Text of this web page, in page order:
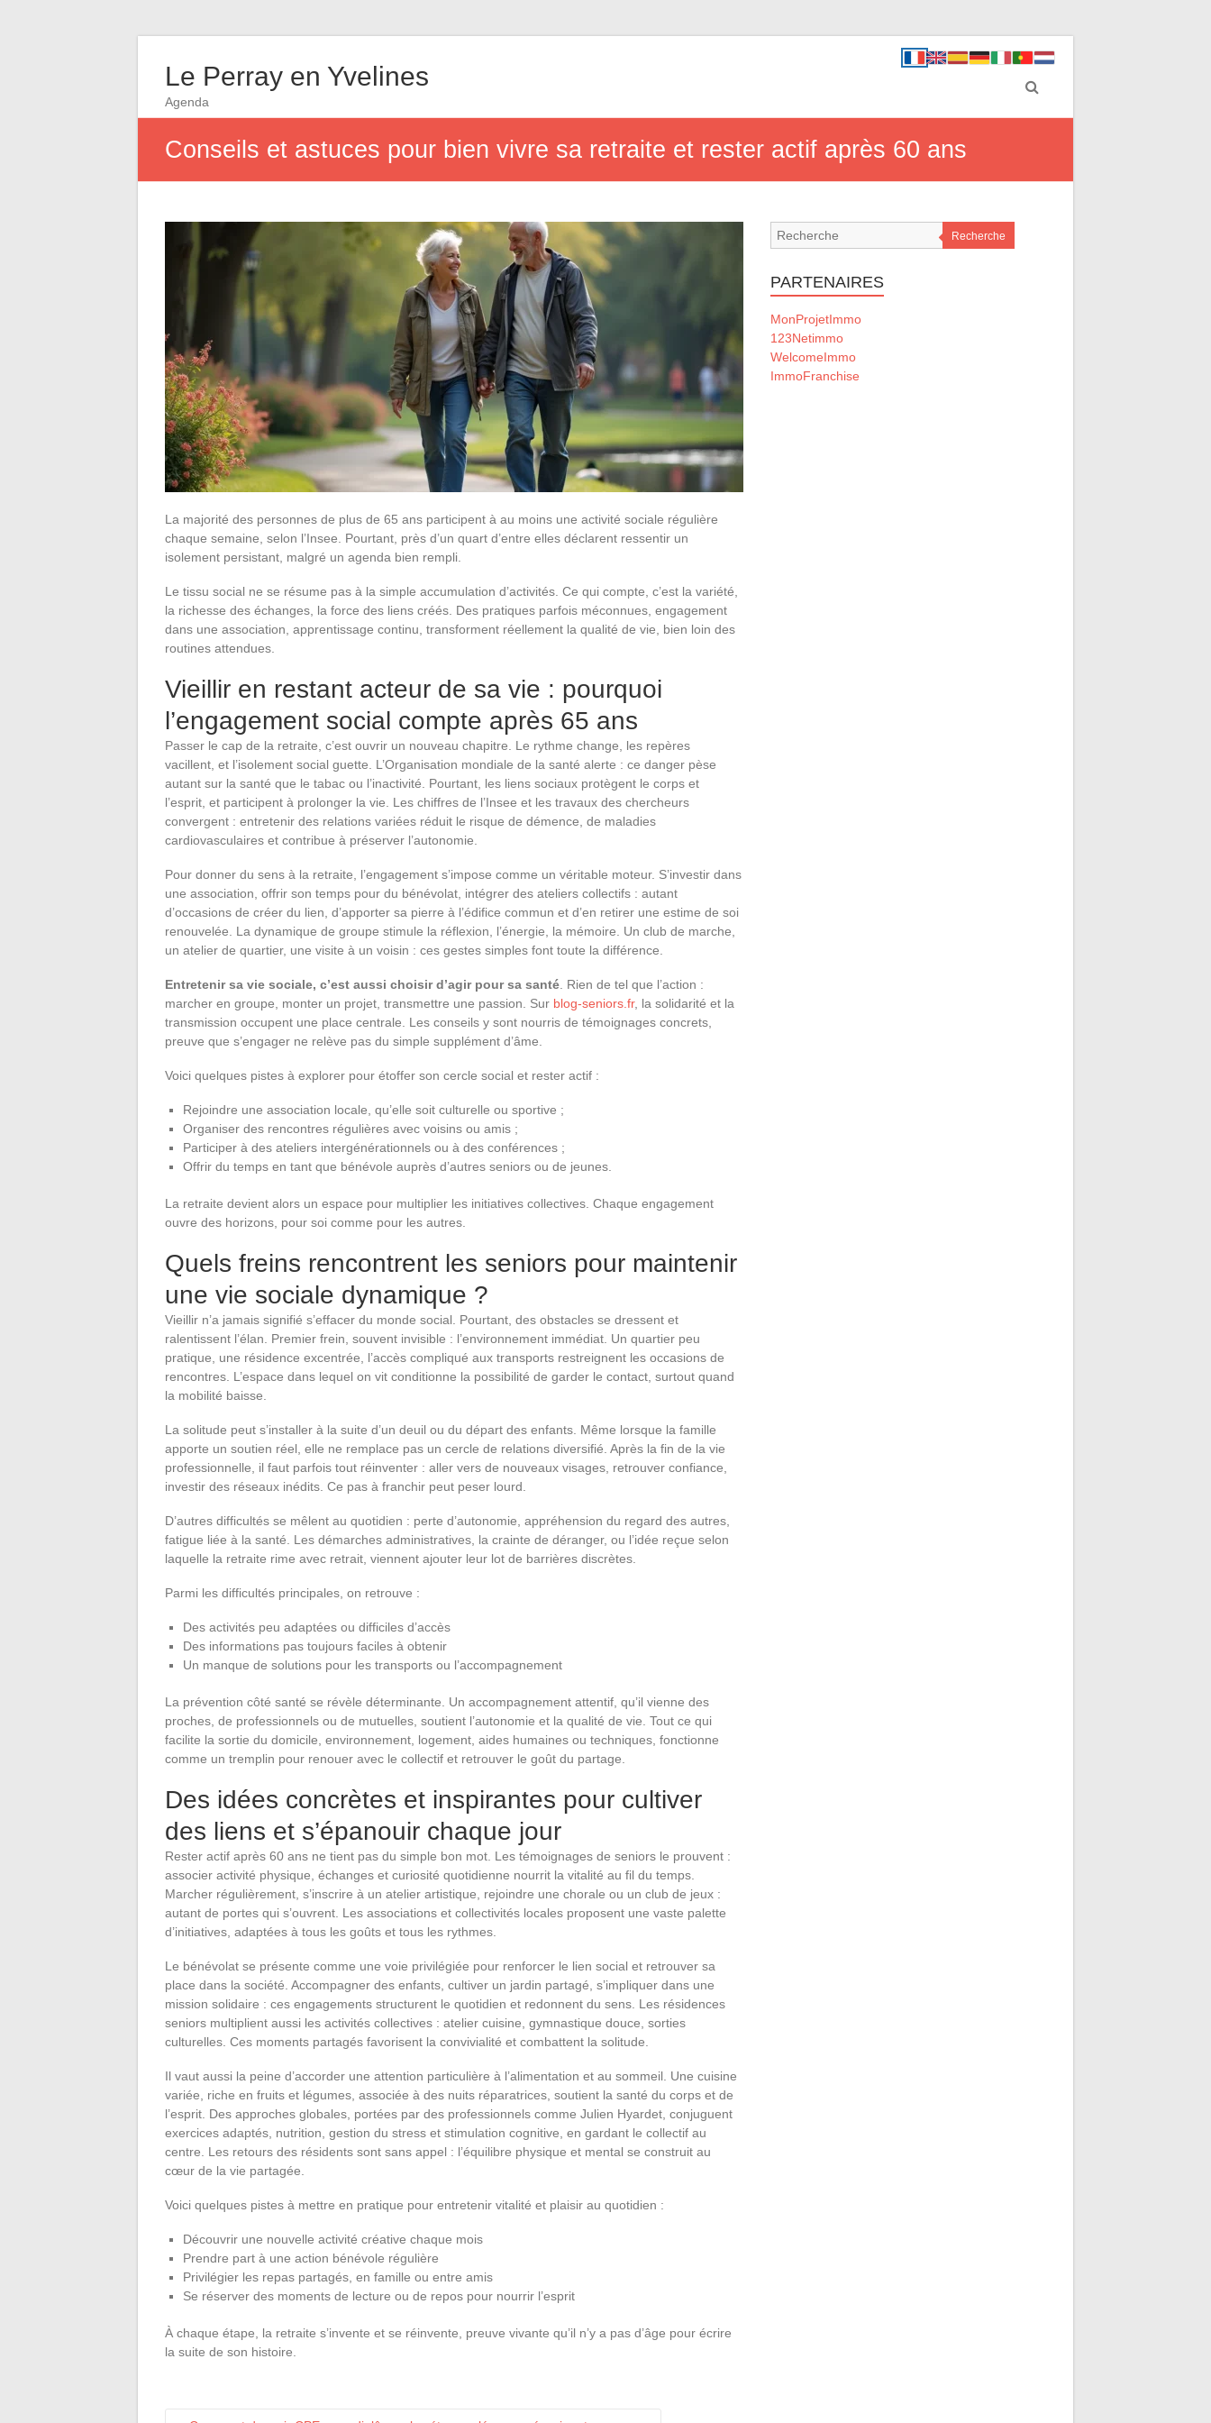
Le Perray en Yvelines
Agenda
Conseils et astuces pour bien vivre sa retraite et rester actif après 60 ans
La majorité des personnes de plus de 65 ans participent à au moins une activité sociale régulière
chaque semaine, selon l’Insee. Pourtant, près d’un quart d’entre elles déclarent ressentir un
isolement persistant, malgré un agenda bien rempli.
Le tissu social ne se résume pas à la simple accumulation d’activités. Ce qui compte, c’est la variété,
la richesse des échanges, la force des liens créés. Des pratiques parfois méconnues, engagement
dans une association, apprentissage continu, transforment réellement la qualité de vie, bien loin des
routines attendues.
Vieillir en restant acteur de sa vie : pourquoi
l’engagement social compte après 65 ans
Passer le cap de la retraite, c’est ouvrir un nouveau chapitre. Le rythme change, les repères
vacillent, et l’isolement social guette. L’Organisation mondiale de la santé alerte : ce danger pèse
autant sur la santé que le tabac ou l’inactivité. Pourtant, les liens sociaux protègent le corps et
l’esprit, et participent à prolonger la vie. Les chiffres de l’Insee et les travaux des chercheurs
convergent : entretenir des relations variées réduit le risque de démence, de maladies
cardiovasculaires et contribue à préserver l’autonomie.
Pour donner du sens à la retraite, l’engagement s’impose comme un véritable moteur. S’investir dans
une association, offrir son temps pour du bénévolat, intégrer des ateliers collectifs : autant
d’occasions de créer du lien, d’apporter sa pierre à l’édifice commun et d’en retirer une estime de soi
renouvelée. La dynamique de groupe stimule la réflexion, l’énergie, la mémoire. Un club de marche,
un atelier de quartier, une visite à un voisin : ces gestes simples font toute la différence.
Entretenir sa vie sociale, c’est aussi choisir d’agir pour sa santé . Rien de tel que l’action :
marcher en groupe, monter un projet, transmettre une passion. Sur blog-seniors.fr, la solidarité et la
transmission occupent une place centrale. Les conseils y sont nourris de témoignages concrets,
preuve que s’engager ne relève pas du simple supplément d’âme.
Voici quelques pistes à explorer pour étoffer son cercle social et rester actif :
Rejoindre une association locale, qu’elle soit culturelle ou sportive ;
Organiser des rencontres régulières avec voisins ou amis ;
Participer à des ateliers intergénérationnels ou à des conférences ;
Offrir du temps en tant que bénévole auprès d’autres seniors ou de jeunes.
La retraite devient alors un espace pour multiplier les initiatives collectives. Chaque engagement
ouvre des horizons, pour soi comme pour les autres.
Quels freins rencontrent les seniors pour maintenir
une vie sociale dynamique ?
Vieillir n’a jamais signifié s’effacer du monde social. Pourtant, des obstacles se dressent et
ralentissent l’élan. Premier frein, souvent invisible : l’environnement immédiat. Un quartier peu
pratique, une résidence excentrée, l’accès compliqué aux transports restreignent les occasions de
rencontres. L’espace dans lequel on vit conditionne la possibilité de garder le contact, surtout quand
la mobilité baisse.
La solitude peut s’installer à la suite d’un deuil ou du départ des enfants. Même lorsque la famille
apporte un soutien réel, elle ne remplace pas un cercle de relations diversifié. Après la fin de la vie
professionnelle, il faut parfois tout réinventer : aller vers de nouveaux visages, retrouver confiance,
investir des réseaux inédits. Ce pas à franchir peut peser lourd.
D’autres difficultés se mêlent au quotidien : perte d’autonomie, appréhension du regard des autres,
fatigue liée à la santé. Les démarches administratives, la crainte de déranger, ou l’idée reçue selon
laquelle la retraite rime avec retrait, viennent ajouter leur lot de barrières discrètes.
Parmi les difficultés principales, on retrouve :
Des activités peu adaptées ou difficiles d’accès
Des informations pas toujours faciles à obtenir
Un manque de solutions pour les transports ou l’accompagnement
La prévention côté santé se révèle déterminante. Un accompagnement attentif, qu’il vienne des
proches, de professionnels ou de mutuelles, soutient l’autonomie et la qualité de vie. Tout ce qui
facilite la sortie du domicile, environnement, logement, aides humaines ou techniques, fonctionne
comme un tremplin pour renouer avec le collectif et retrouver le goût du partage.
Des idées concrètes et inspirantes pour cultiver
des liens et s’épanouir chaque jour
Rester actif après 60 ans ne tient pas du simple bon mot. Les témoignages de seniors le prouvent :
associer activité physique, échanges et curiosité quotidienne nourrit la vitalité au fil du temps.
Marcher régulièrement, s’inscrire à un atelier artistique, rejoindre une chorale ou un club de jeux :
autant de portes qui s’ouvrent. Les associations et collectivités locales proposent une vaste palette
d’initiatives, adaptées à tous les goûts et tous les rythmes.
Le bénévolat se présente comme une voie privilégiée pour renforcer le lien social et retrouver sa
place dans la société. Accompagner des enfants, cultiver un jardin partagé, s’impliquer dans une
mission solidaire : ces engagements structurent le quotidien et redonnent du sens. Les résidences
seniors multiplient aussi les activités collectives : atelier cuisine, gymnastique douce, sorties
culturelles. Ces moments partagés favorisent la convivialité et combattent la solitude.
Il vaut aussi la peine d’accorder une attention particulière à l’alimentation et au sommeil. Une cuisine
variée, riche en fruits et légumes, associée à des nuits réparatrices, soutient la santé du corps et de
l’esprit. Des approches globales, portées par des professionnels comme Julien Hyardet, conjuguent
exercices adaptés, nutrition, gestion du stress et stimulation cognitive, en gardant le collectif au
centre. Les retours des résidents sont sans appel : l’équilibre physique et mental se construit au
cœur de la vie partagée.
Voici quelques pistes à mettre en pratique pour entretenir vitalité et plaisir au quotidien :
Découvrir une nouvelle activité créative chaque mois
Prendre part à une action bénévole régulière
Privilégier les repas partagés, en famille ou entre amis
Se réserver des moments de lecture ou de repos pour nourrir l’esprit
À chaque étape, la retraite s’invente et se réinvente, preuve vivante qu’il n’y a pas d’âge pour écrire
la suite de son histoire.
Recherche
PARTENAIRES
MonProjetImmo
123Netimmo
WelcomeImmo
ImmoFranchise